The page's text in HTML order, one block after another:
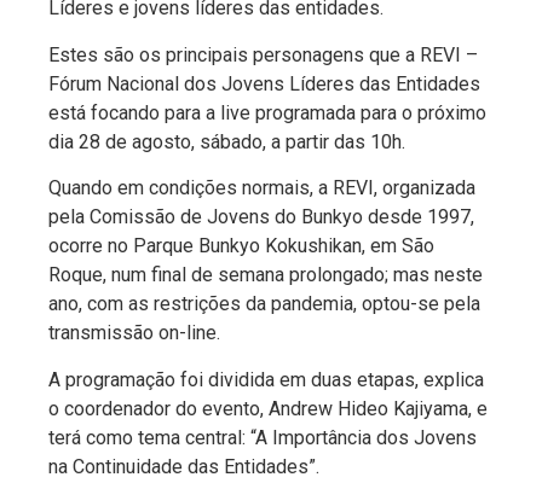
Líderes e jovens líderes das entidades.
Estes são os principais personagens que a REVI –
Fórum Nacional dos Jovens Líderes das Entidades
está focando para a live programada para o próximo
dia 28 de agosto, sábado, a partir das 10h.
Quando em condições normais, a REVI, organizada
pela Comissão de Jovens do Bunkyo desde 1997,
ocorre no Parque Bunkyo Kokushikan, em São
Roque, num final de semana prolongado; mas neste
ano, com as restrições da pandemia, optou-se pela
transmissão on-line.
A programação foi dividida em duas etapas, explica
o coordenador do evento, Andrew Hideo Kajiyama, e
terá como tema central: “A Importância dos Jovens
na Continuidade das Entidades”.